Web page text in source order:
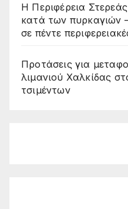
Η Περιφέρεια
κατά των πυρκαγιών
σε πέντε
Προτάσεις για
λιμανιού Χαλκίδας
τσιμέντων